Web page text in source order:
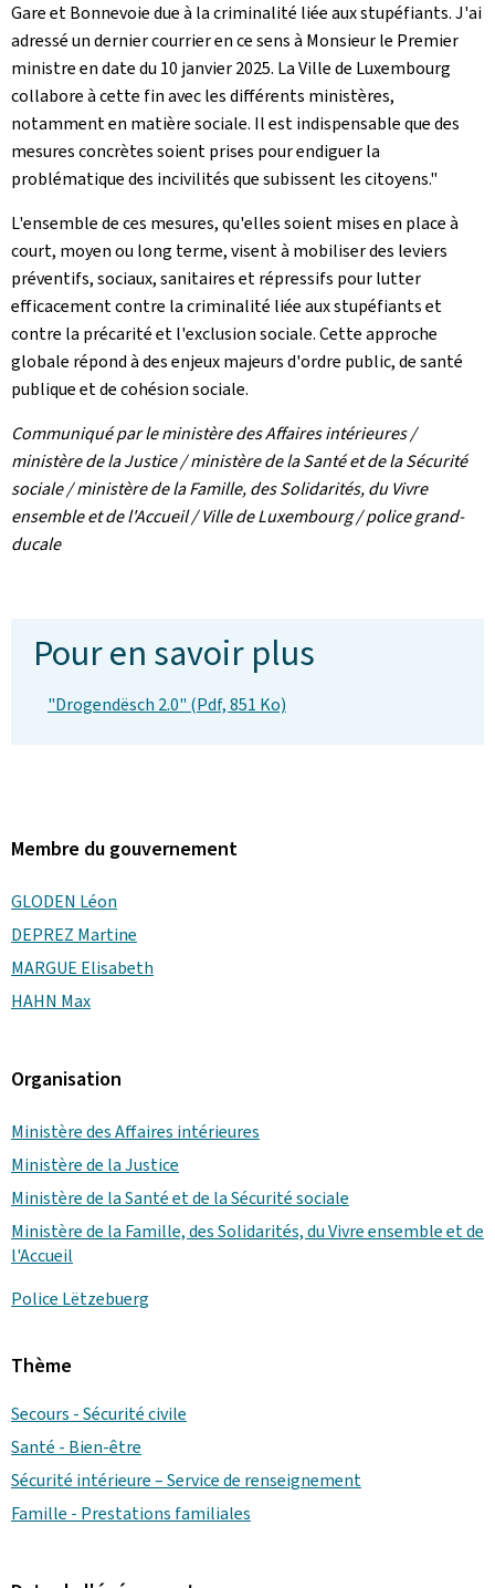
Gare et Bonnevoie due à la criminalité liée aux stupéfiants. J'ai
adressé un dernier courrier en ce sens à Monsieur le Premier
ministre en date du 10 janvier 2025. La Ville de Luxembourg
collabore à cette fin avec les différents ministères,
notamment en matière sociale. Il est indispensable que des
mesures concrètes soient prises pour endiguer la
problématique des incivilités que subissent les citoyens."
L'ensemble de ces mesures, qu'elles soient mises en place à
court, moyen ou long terme, visent à mobiliser des leviers
préventifs, sociaux, sanitaires et répressifs pour lutter
efficacement contre la criminalité liée aux stupéfiants et
contre la précarité et l'exclusion sociale. Cette approche
globale répond à des enjeux majeurs d'ordre public, de santé
publique et de cohésion sociale.
Communiqué par le ministère des Affaires intérieures /
ministère de la Justice / ministère de la Santé et de la Sécurité
sociale / ministère de la Famille, des Solidarités, du Vivre
ensemble et de l'Accueil / Ville de Luxembourg / police grand-
ducale
Pour en savoir plus
"Drogendësch 2.0" (Pdf, 851 Ko)
Membre du gouvernement
GLODEN Léon
DEPREZ Martine
MARGUE Elisabeth
HAHN Max
Organisation
Ministère des Affaires intérieures
Ministère de la Justice
Ministère de la Santé et de la Sécurité sociale
Ministère de la Famille, des Solidarités, du Vivre ensemble et de
l'Accueil
Police Lëtzebuerg
Thème
Secours - Sécurité civile
Santé - Bien-être
Sécurité intérieure – Service de renseignement
Famille - Prestations familiales